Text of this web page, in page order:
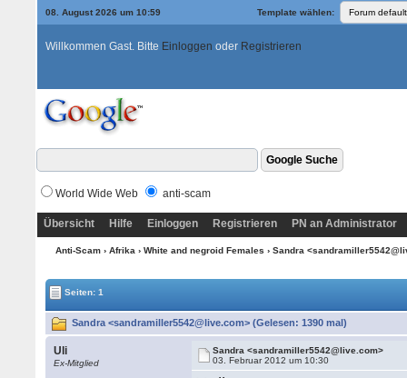
08. August 2026 um 10:59 Template wählen:
Willkommen Gast. Bitte Einloggen oder Registrieren
World Wide Web anti-scam
Übersicht Hilfe Einloggen Registrieren PN an Administrator
Anti-Scam› Afrika › White and negroid Females › Sandra
Seiten: 1
Sandra <sandramiller5542@live.com> (Gelesen: 1390 mal)
Uli
Ex-Mitglied
Sandra <sandramiller5542@live.com>
03. Februar 2012 um 10:30